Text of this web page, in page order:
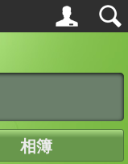
相簿